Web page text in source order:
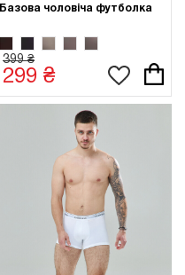
Базова чоловіча футболка
399 ₴
299 ₴